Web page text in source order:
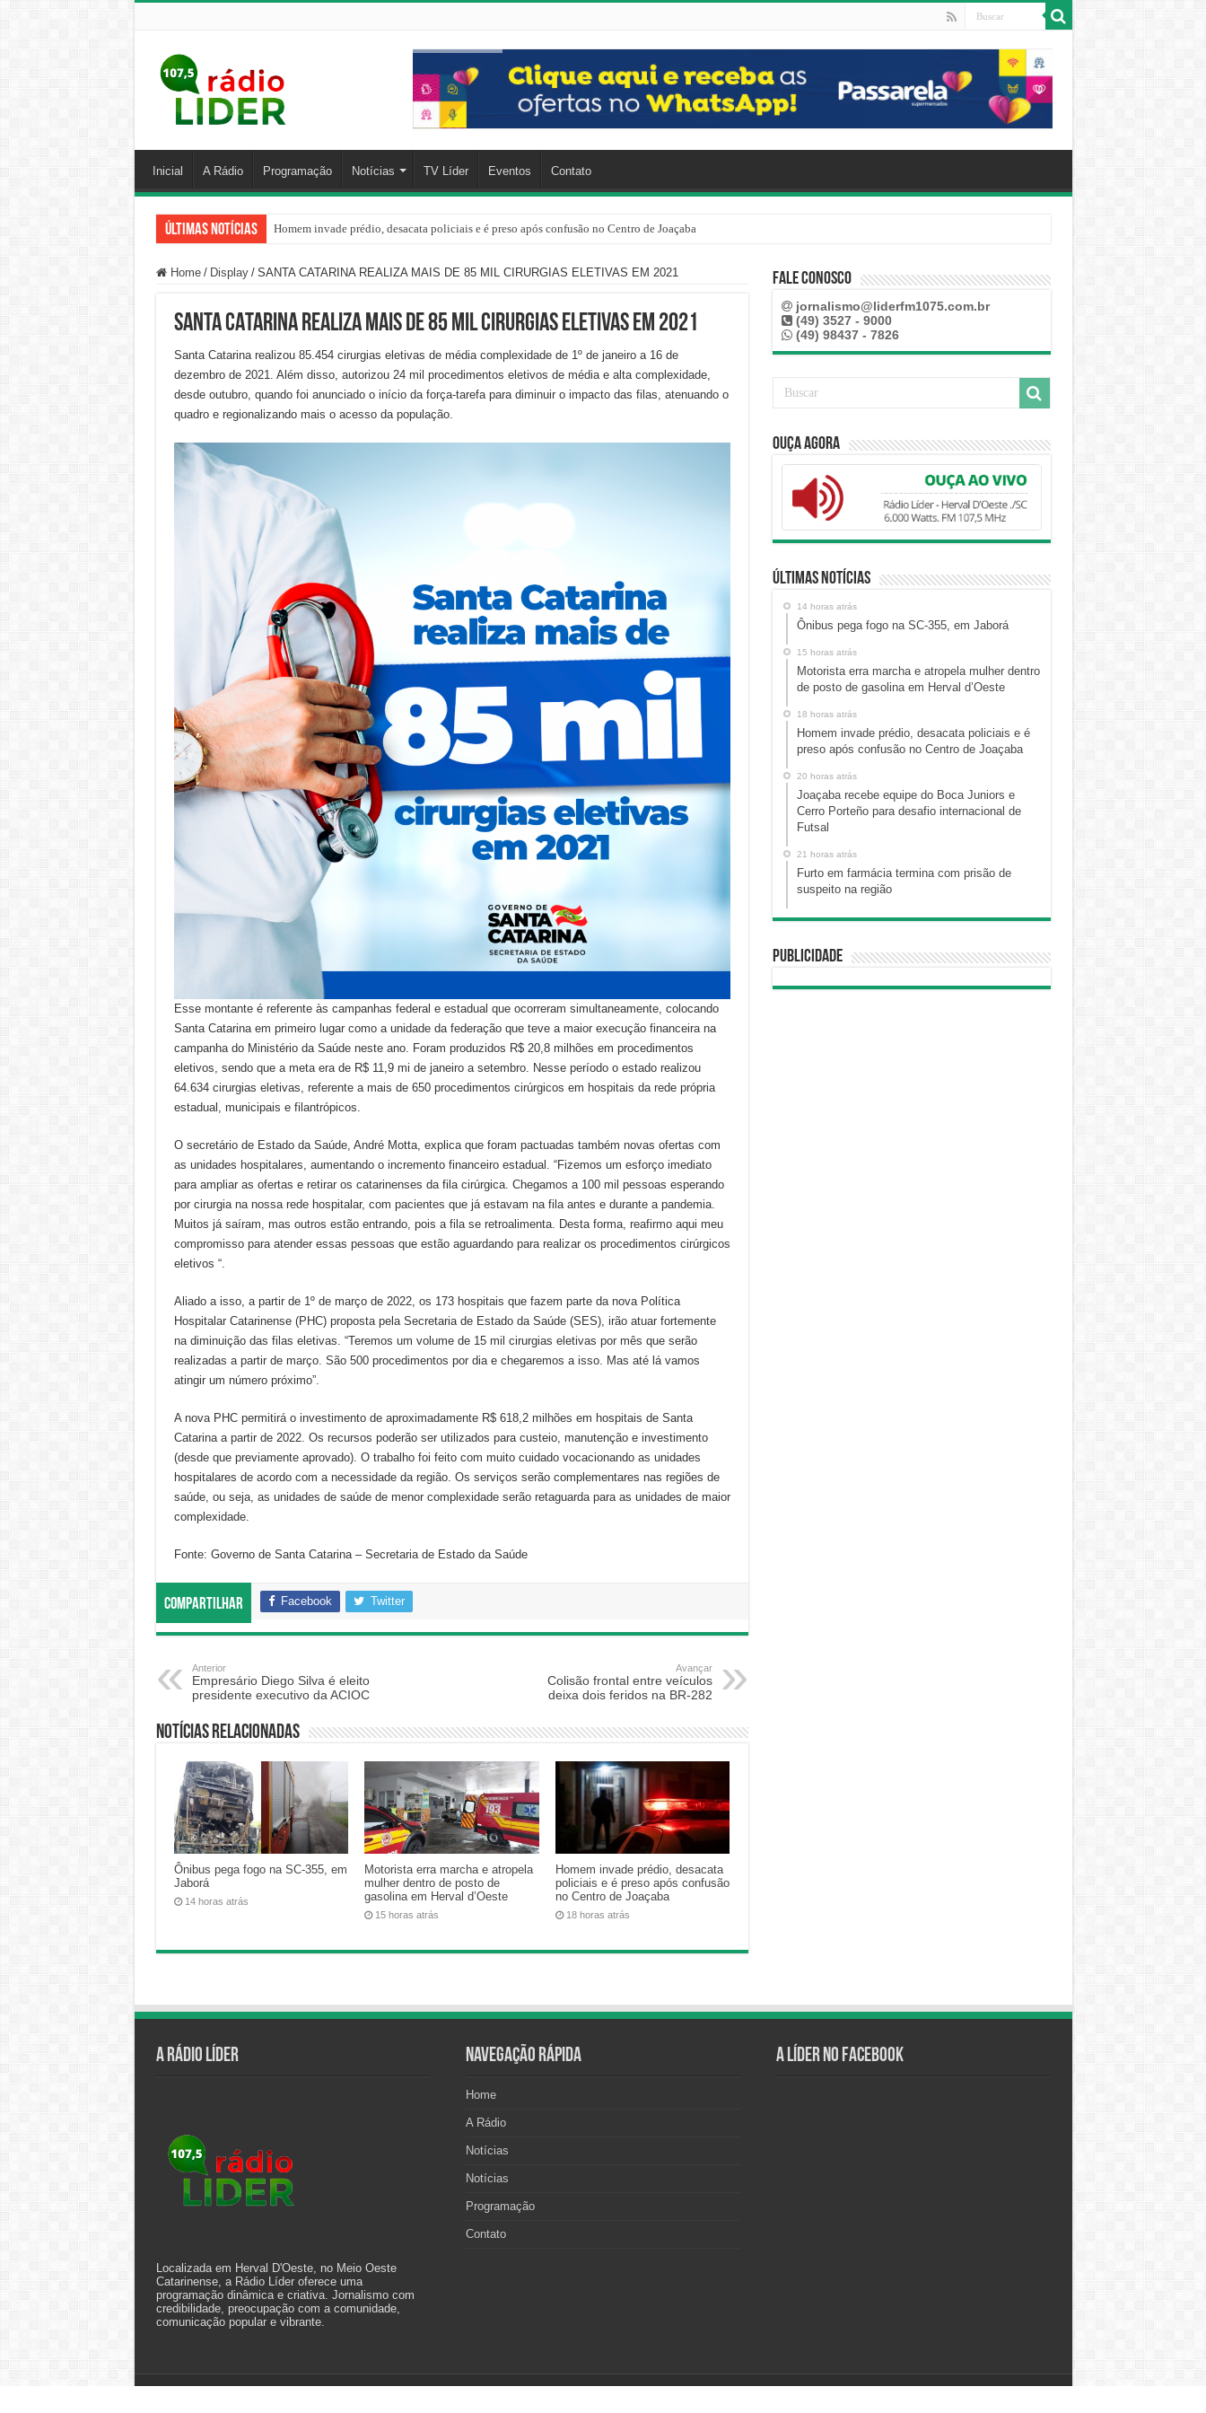
Inicial A Rádio Programação Notícias TV Líder Eventos Contato
Últimas Notícias Homem invade prédio, desacata policiais e é preso após confusão no Centro de Joaçaba
Home / Display / SANTA CATARINA REALIZA MAIS DE 85 MIL CIRURGIAS ELETIVAS EM 2021
SANTA CATARINA REALIZA MAIS DE 85 MIL CIRURGIAS ELETIVAS EM 2021
Santa Catarina realizou 85.454 cirurgias eletivas de média complexidade de 1º de janeiro a 16 de
dezembro de 2021. Além disso, autorizou 24 mil procedimentos eletivos de média e alta complexidade,
desde outubro, quando foi anunciado o início da força-tarefa para diminuir o impacto das filas, atenuando o
quadro e regionalizando mais o acesso da população.
Esse montante é referente às campanhas federal e estadual que ocorreram simultaneamente, colocando
Santa Catarina em primeiro lugar como a unidade da federação que teve a maior execução financeira na
campanha do Ministério da Saúde neste ano. Foram produzidos R$ 20,8 milhões em procedimentos
eletivos, sendo que a meta era de R$ 11,9 mi de janeiro a setembro. Nesse período o estado realizou
64.634 cirurgias eletivas, referente a mais de 650 procedimentos cirúrgicos em hospitais da rede própria
estadual, municipais e filantrópicos.
O secretário de Estado da Saúde, André Motta, explica que foram pactuadas também novas ofertas com
as unidades hospitalares, aumentando o incremento financeiro estadual. “Fizemos um esforço imediato
para ampliar as ofertas e retirar os catarinenses da fila cirúrgica. Chegamos a 100 mil pessoas esperando
por cirurgia na nossa rede hospitalar, com pacientes que já estavam na fila antes e durante a pandemia.
Muitos já saíram, mas outros estão entrando, pois a fila se retroalimenta. Desta forma, reafirmo aqui meu
compromisso para atender essas pessoas que estão aguardando para realizar os procedimentos cirúrgicos
eletivos “.
Aliado a isso, a partir de 1º de março de 2022, os 173 hospitais que fazem parte da nova Política
Hospitalar Catarinense (PHC) proposta pela Secretaria de Estado da Saúde (SES), irão atuar fortemente
na diminuição das filas eletivas. “Teremos um volume de 15 mil cirurgias eletivas por mês que serão
realizadas a partir de março. São 500 procedimentos por dia e chegaremos a isso. Mas até lá vamos
atingir um número próximo”.
A nova PHC permitirá o investimento de aproximadamente R$ 618,2 milhões em hospitais de Santa
Catarina a partir de 2022. Os recursos poderão ser utilizados para custeio, manutenção e investimento
(desde que previamente aprovado). O trabalho foi feito com muito cuidado vocacionando as unidades
hospitalares de acordo com a necessidade da região. Os serviços serão complementares nas regiões de
saúde, ou seja, as unidades de saúde de menor complexidade serão retaguarda para as unidades de maior
complexidade.
Fonte: Governo de Santa Catarina – Secretaria de Estado da Saúde
Compartilhar Facebook Twitter
Anterior
Empresário Diego Silva é eleito
presidente executivo da ACIOC
Avançar
Colisão frontal entre veículos
deixa dois feridos na BR-282
Notícias relacionadas
Ônibus pega fogo na SC-355, em
Jaborá
14 horas atrás
Motorista erra marcha e atropela
mulher dentro de posto de
gasolina em Herval d’Oeste
15 horas atrás
Homem invade prédio, desacata
policiais e é preso após confusão
no Centro de Joaçaba
18 horas atrás
Fale Conosco
jornalismo@liderfm1075.com.br
(49) 3527 - 9000
(49) 98437 - 7826
Ouça Agora
Últimas Notícias
14 horas atrás
Ônibus pega fogo na SC-355, em Jaborá
15 horas atrás
Motorista erra marcha e atropela mulher dentro
de posto de gasolina em Herval d’Oeste
18 horas atrás
Homem invade prédio, desacata policiais e é
preso após confusão no Centro de Joaçaba
20 horas atrás
Joaçaba recebe equipe do Boca Juniors e
Cerro Porteño para desafio internacional de
Futsal
21 horas atrás
Furto em farmácia termina com prisão de
suspeito na região
Publicidade
A Rádio Líder
Localizada em Herval D'Oeste, no Meio Oeste
Catarinense, a Rádio Líder oferece uma
programação dinâmica e criativa. Jornalismo com
credibilidade, preocupação com a comunidade,
comunicação popular e vibrante.
Navegação Rápida
Home
A Rádio
Notícias
Notícias
Programação
Contato
A Líder no Facebook